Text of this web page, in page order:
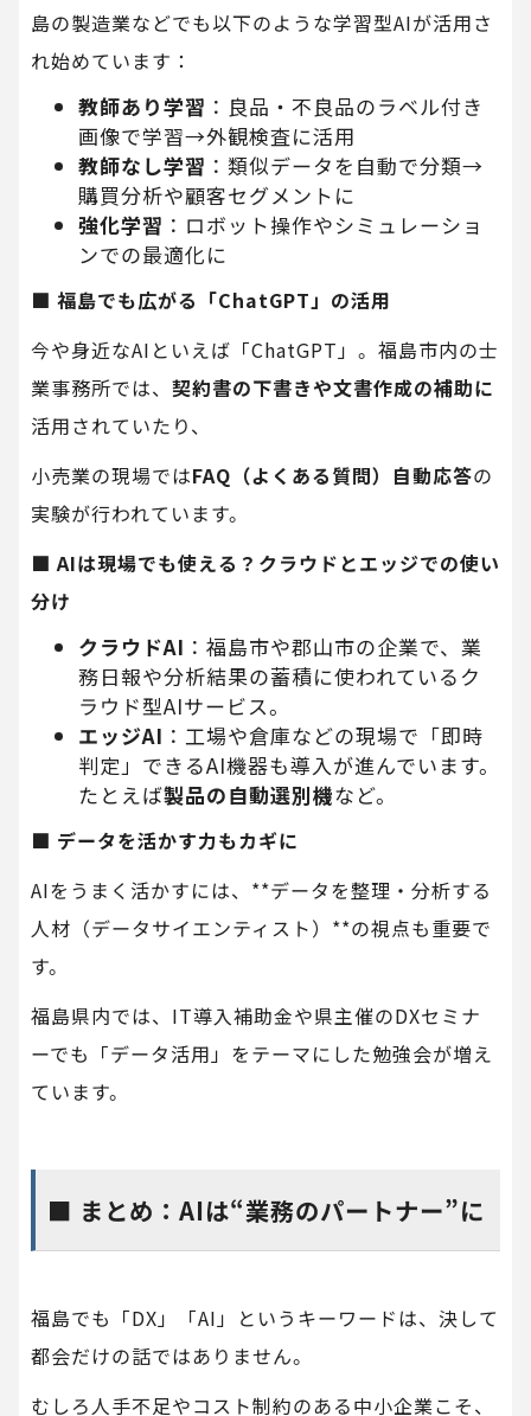
島の製造業などでも以下のような学習型AIが活用さ
れ始めています：
教師あり学習 ：良品・不良品のラベル付き
画像で学習→外観検査に活用
教師なし学習 ：類似データを自動で分類→
購買分析や顧客セグメントに
強化学習 ：ロボット操作やシミュレーショ
ンでの最適化に
■ 福島でも広がる「ChatGPT」の活用
今や身近なAIといえば「ChatGPT」。福島市内の士
業事務所では、 契約書の下書きや文書作成の補助に
活用されていたり、
小売業の現場ではFAQ（よくある質問）自動応答の
実験が行われています。
■ AIは現場でも使える？クラウドとエッジでの使い
分け
クラウドAI ：福島市や郡山市の企業で、業
務日報や分析結果の蓄積に使われているク
ラウド型AIサービス。
エッジAI ：工場や倉庫などの現場で「即時
判定」できるAI機器も導入が進んでいます。
たとえば製品の自動選別機など。
■ データを活かす力もカギに
AIをうまく活かすには、**データを整理・分析する
人材（データサイエンティスト）**の視点も重要で
す。
福島県内では、IT導入補助金や県主催のDXセミナ
ーでも「データ活用」をテーマにした勉強会が増え
ています。
■ まとめ：AIは“業務のパートナー”に
福島でも「DX」「AI」というキーワードは、決して
都会だけの話ではありません。
むしろ人手不足やコスト制約のある中小企業こそ、